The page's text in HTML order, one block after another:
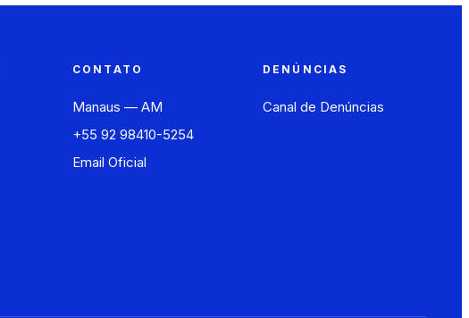
CONTATO
Manaus — AM
+55 92 98410-5254
Email Oficial
DENÚNCIAS
Canal de Denúncias